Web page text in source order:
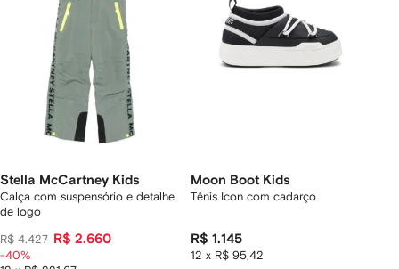
Stella McCartney Kids
Calça com suspensório e detalhe
de logo
R$ 4.427 R$ 2.660
-40%
Moon Boot Kids
Tênis Icon com cadarço
R$ 1.145
12 x R$ 95,42